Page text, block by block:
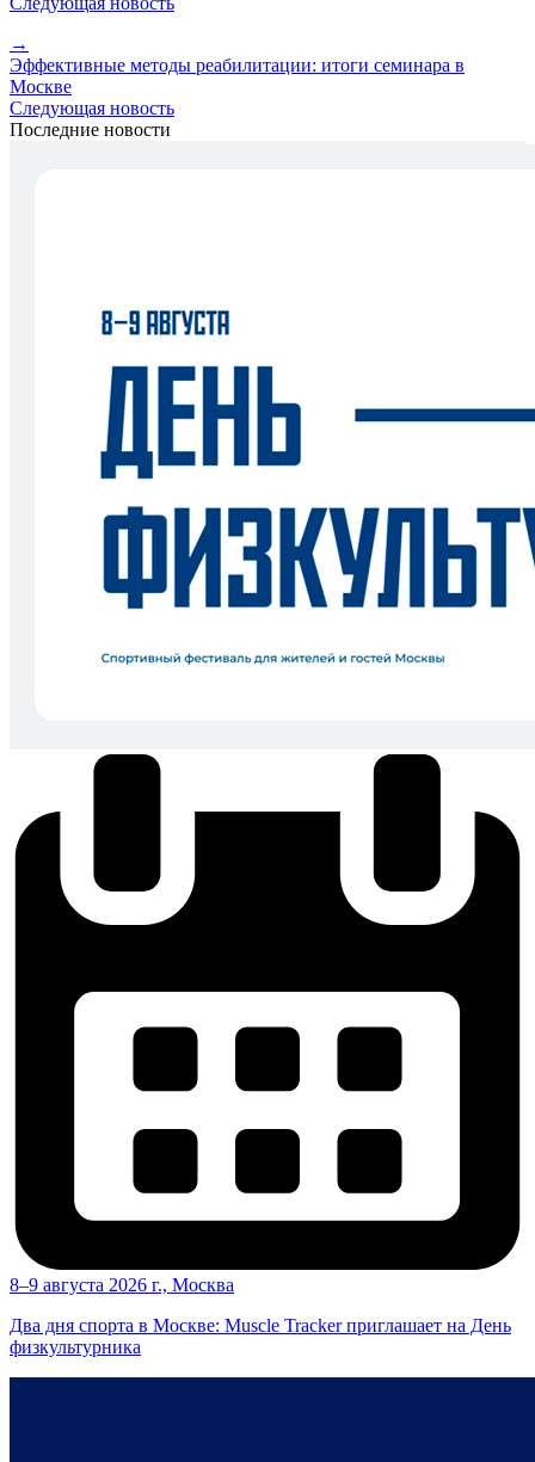
→
Эффективные методы реабилитации: итоги семинара в
Москве
Следующая новость
Последние новости
8–9 августа 2026 г., Москва
Два дня спорта в Москве: Muscle Tracker приглашает на День
физкультурника